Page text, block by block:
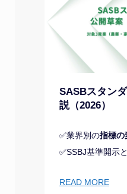
SASBスタン
説（2026）
✅業界別の指標の
✅SSBJ基準開示
READ MORE